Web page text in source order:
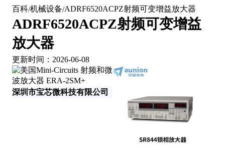
百科/机械设备/ADRF6520ACPZ射频可变增益放大器
ADRF6520ACPZ射频可变增益
放大器
更新时间：2026-06-08
深圳市宝芯微科技有限公司